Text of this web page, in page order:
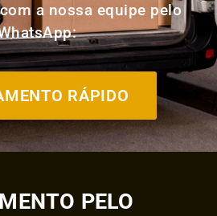
a nossa equipe pelo
RÁPIDO
PELO